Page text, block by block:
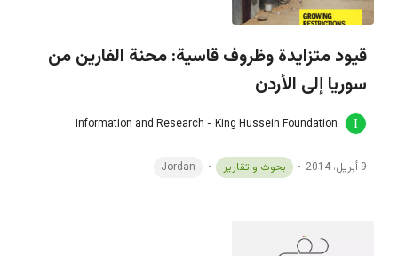
قيود متزايدة وظروف قاسية: محنة الفارين من
سوريا إلى الأردن
Information and Research - King Hussein Foundation
9 أبريل، 2014 بحوث و تقارير Jordan